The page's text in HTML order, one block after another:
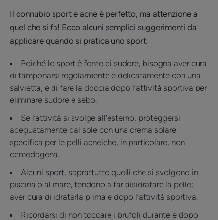
Il connubio sport e acne è perfetto, ma attenzione a
quel che si fa! Ecco alcuni semplici suggerimenti da
applicare quando si pratica uno sport:
Poiché lo sport è fonte di sudore, bisogna aver cura
di tamponarsi regolarmente e delicatamente con una
salvietta, e di fare la doccia dopo l’attività sportiva per
eliminare sudore e sebo.
Se l’attività si svolge all’esterno, proteggersi
adeguatamente dal sole con una crema solare
specifica per le pelli acneiche, in particolare, non
comedogena.
Alcuni sport, soprattutto quelli che si svolgono in
piscina o al mare, tendono a far disidratare la pelle;
aver cura di idratarla prima e dopo l’attività sportiva.
Ricordarsi di non toccare i brufoli durante e dopo